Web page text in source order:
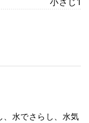
小さじ1
、水でさらし、水気